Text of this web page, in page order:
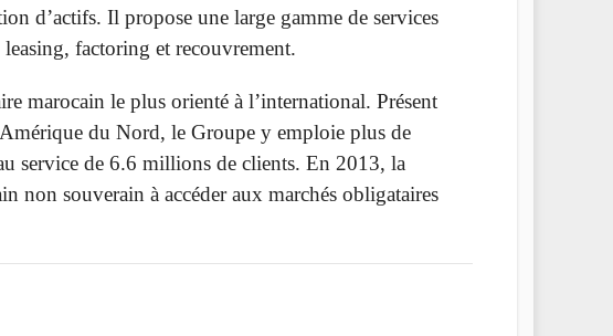
d’actifs. Il propose une large gamme de services
factoring et recouvrement.
marocain le plus orienté à l’international. Présent
du Nord, le Groupe y emploie plus de
service de 6.6 millions de clients. En 2013, la
non souverain à accéder aux marchés obligataires